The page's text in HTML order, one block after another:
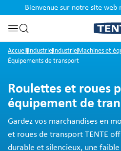
Passer à la recherche
Bienvenue sur notre site web
AccueilIndustrieIndustrieMachines et
Équipements de transport
Roulettes et roues
équipement de
Gardez vos marchandises en
et roues de transport TENTE
durable et silencieux, une